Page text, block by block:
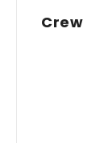
Crew